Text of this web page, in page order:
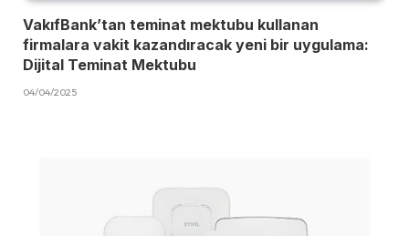
VakıfBank’tan teminat mektubu kullanan
firmalara vakit kazandıracak yeni bir uygulama:
Dijital Teminat Mektubu
04/04/2025